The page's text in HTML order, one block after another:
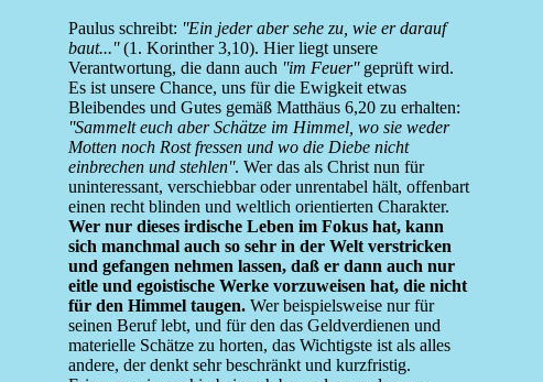
Paulus schreibt: ''Ein jeder aber sehe zu, wie er darauf
baut...''(1. Korinther 3,10). Hier liegt unsere
Verantwortung, die dann auch ''im Feuer''geprüft wird.
Es ist unsere Chance, uns für die Ewigkeit etwas
Bleibendes und Gutes gemäß Matthäus 6,20 zu erhalten:
''Sammelt euch aber Schätze im Himmel, wo sie weder
Motten noch Rost fressen und wo die Diebe nicht
einbrechen und stehlen''. Wer das als Christ nun für
uninteressant, verschiebbar oder unrentabel hält, offenbart
einen recht blinden und weltlich orientierten Charakter.
Wer nur dieses irdische Leben im Fokus hat, kann
sich manchmal auch so sehr in der Welt verstricken
und gefangen nehmen lassen, daß er dann auch nur
eitle und egoistische Werke vorzuweisen hat, die nicht
für den Himmel taugen.Wer beispielsweise nur für
seinen Beruf lebt, und für den das Geldverdienen und
materielle Schätze zu horten, das Wichtigste ist als alles
andere, der denkt sehr beschränkt und kurzfristig.